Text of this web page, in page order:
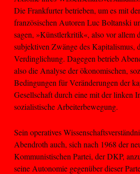
Die Frankfurter betrieben, um es mit
französischen Autoren Luc Boltanski
sagen, »Künstlerkritik«, also vor allem
subjektiven Zwänge des Kapitalismus,
Verdinglichung. Dagegen betrieb
also die Analyse der ökonomischen,
Bedingungen für Veränderungen der
Gesellschaft durch eine mit der linken
sozialistische Arbeiterbewegung.
Sein operatives
Abendroth auch, sich nach 1968 der
Kommunistischen Partei, der DKP,
seine Autonomie gegenüber dieser